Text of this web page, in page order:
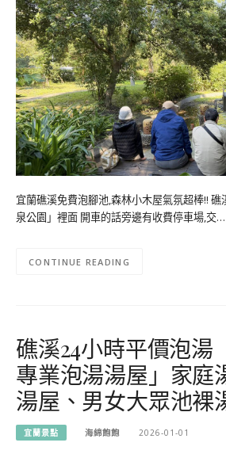
宜蘭礁溪免費泡腳池,森林小木屋氣氛超棒!!
泉公園」裡面 開車的話旁邊有收費停車場,交…
CONTINUE READING
礁溪24小時平價泡湯
專業泡湯湯屋」家庭
湯屋、男女大眾池裸
宜蘭景點 海綿飽飽 2026-01-01